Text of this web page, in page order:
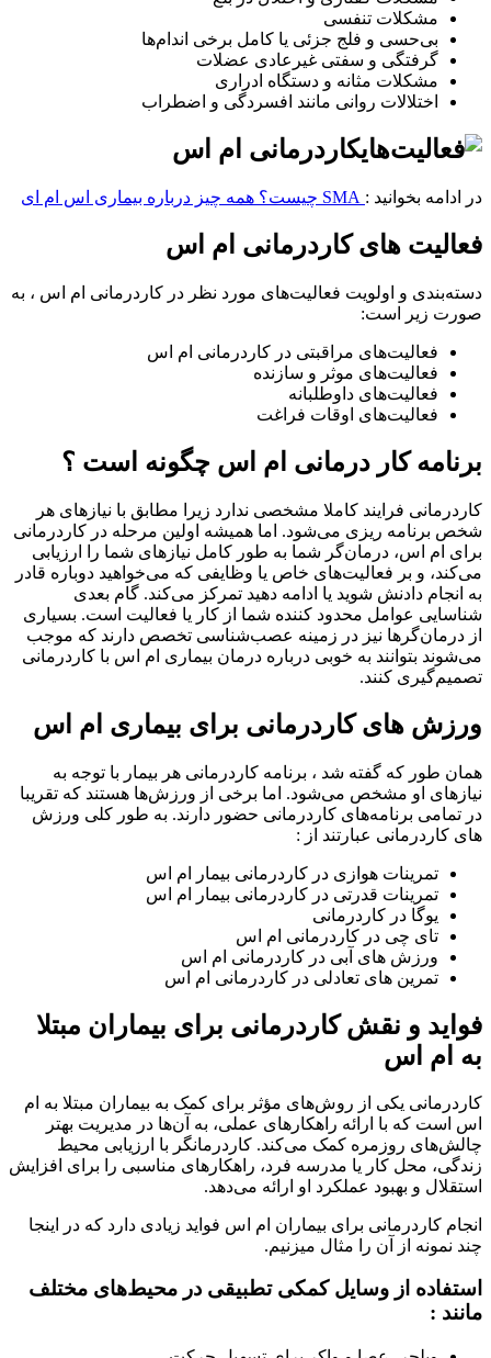
مشکلات تنفسی
بی‌حسی و فلج جزئی یا کامل برخی اندام‌ها
گرفتگی و سفتی غیرعادی عضلات
مشکلات مثانه و دستگاه ادراری
اختلالات روانی مانند افسردگی و اضطراب
در ادامه بخوانید :
فعالیت های کاردرمانی ام اس
دسته‌بندی و اولویت فعالیت‌های مورد نظر در کاردرمانی ام اس ، به
صورت زیر است:
فعالیت‌های مراقبتی در کاردرمانی ام اس
فعالیت‌های موثر و سازنده
فعالیت‌های داوطلبانه
فعالیت‌های اوقات فراغت
برنامه کار درمانی ام اس چگونه است ؟
کاردرمانی فرایند کاملا مشخصی ندارد زیرا مطابق با نیازهای هر
شخص برنامه ریزی می‌شود. اما همیشه اولین مرحله در کاردرمانی
برای ام اس، درمان‌گر شما به طور کامل نیازهای شما را ارزیابی
می‌کند، و بر فعالیت‌های خاص یا وظایفی که می‌خواهید دوباره قادر
به انجام دادنش شوید یا ادامه دهید تمرکز می‌کند. گام بعدی
شناسایی عوامل محدود کننده شما از کار یا فعالیت است. بسیاری
از درمان‌گرها نیز در زمینه عصب‌شناسی تخصص دارند که موجب
می‌شوند بتوانند به خوبی درباره درمان بیماری ام اس با کاردرمانی
تصمیم‌گیری کنند.
ورزش های کاردرمانی برای بیماری ام اس
همان طور که گفته شد ، برنامه کاردرمانی هر بیمار با توجه به
نیازهای او مشخص می‌شود. اما برخی از ورزش‌ها هستند که تقریبا
در تمامی برنامه‌های کاردرمانی حضور دارند. به طور کلی ورزش
های کاردرمانی عبارتند از :
تمرینات هوازی در کاردرمانی بیمار ام اس
تمرینات قدرتی در کاردرمانی بیمار ام اس
یوگا در کاردرمانی
تای چی در کاردرمانی ام اس
ورزش های آبی در کاردرمانی ام اس
تمرین های تعادلی در کاردرمانی ام اس
فواید و نقش کاردرمانی برای بیماران مبتلا
به ام اس
کاردرمانی یکی از روش‌های مؤثر برای کمک به بیماران مبتلا به ام‌
اس است که با ارائه راهکارهای عملی، به آن‌ها در مدیریت بهتر
چالش‌های روزمره کمک می‌کند. کاردرمانگر با ارزیابی محیط
زندگی، محل کار یا مدرسه فرد، راهکارهای مناسبی را برای افزایش
استقلال و بهبود عملکرد او ارائه می‌دهد.
انجام کاردرمانی برای بیماران ام اس فواید زیادی دارد که در اینجا
چند نمونه از آن را مثال میزنیم.
استفاده از وسایل کمکی تطبیقی در محیط‌های مختلف
مانند :